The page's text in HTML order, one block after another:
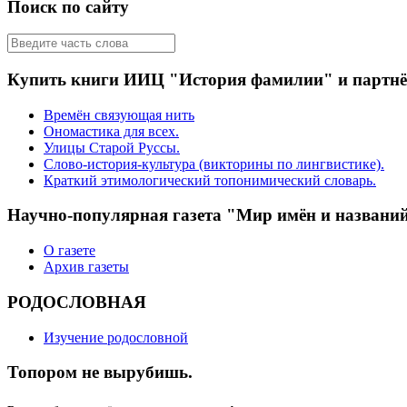
Поиск по сайту
Купить книги ИИЦ "История фамилии" и
Времён связующая нить
Ономастика для всех.
Улицы Старой Руссы.
Слово-история-культура (викторины по лингвистике).
Краткий этимологический топонимический словарь.
Научно-популярная газета "Мир имён и
О газете
Архив газеты
РОДОСЛОВНАЯ
Изучение родословной
Топором не вырубишь.